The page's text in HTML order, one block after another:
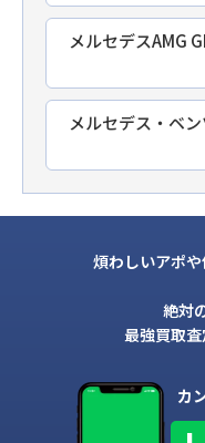
メルセデスAMG
メルセデス・ベ
煩わしいアポ
絶対
最強買取
カ